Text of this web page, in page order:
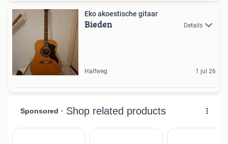
Eko akoestische gitaar
Bieden Details
Halfweg 1 jul 26